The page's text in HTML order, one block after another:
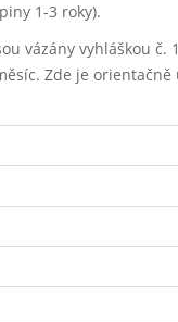
1-3 roky).
vázány vyhláškou
Zde je